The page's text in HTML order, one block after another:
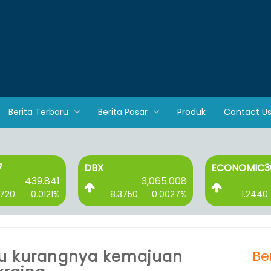
Berita Terbaru Berita Pasar Produk Contact Us
3,065.008
0.0027%
ECONOMIC30
89.256
1.2440 0.0141% 1.2620
kurangnya kemajuan